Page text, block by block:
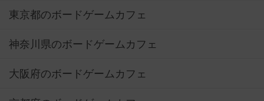
東京都のボードゲームカフェ
神奈川県のボードゲームカフェ
大阪府のボードゲームカフェ